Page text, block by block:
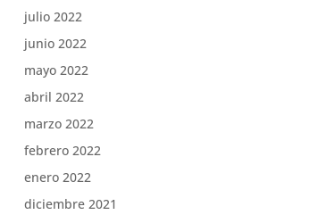
julio 2022
junio 2022
mayo 2022
abril 2022
marzo 2022
febrero 2022
enero 2022
diciembre 2021